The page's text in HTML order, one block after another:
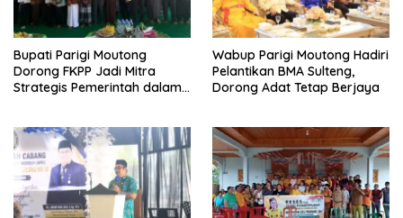
Bupati Parigi Moutong
Dorong FKPP Jadi Mitra
Strategis Pemerintah dalam
Wabup Parigi Moutong Hadiri
Pelantikan BMA Sulteng,
Dorong Adat Tetap Berjaya